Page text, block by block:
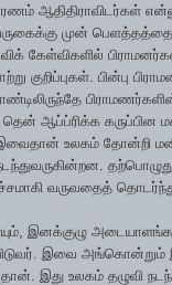
ஆதிதிராவிடர்கள்
முன்
கேள்விகளில்
குறிப்புகள். பின்பு
தென் ஆப்ப்ரிக்க கருப்பின
உலகம் தோன்றி
நடந்துவருகின்றன.
வருவதைத்
இனக்குழு
இவை
இது உலகம் தழுவி